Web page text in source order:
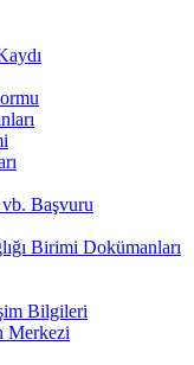
Başvuru
Birimi Dokümanları
Bilgileri
Merkezi